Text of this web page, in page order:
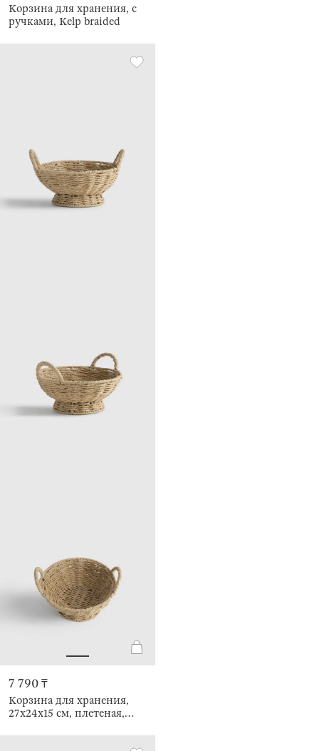
Корзина для хранения, с
ручками, Kelp braided
7 790 ₸
Корзина для хранения,
27х24х15 см, плетеная,